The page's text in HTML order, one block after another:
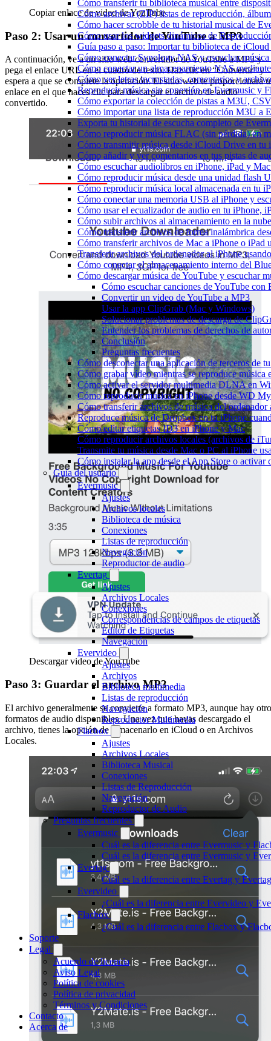
Cómo transferir tu biblioteca musical entre
Cómo archivar (ZIP) listas de reproducción,
Cómo hacer scrobble de tu historial musical de
Cómo usar los widgets dinámicos de
Guía paso a paso: Importar tu biblioteca de
Cómo conectar Synology NAS y escuchar
Cómo conectar un almacenamiento NAS
Cómo ver letras incrustadas, comentarios y
Reproducir música sin conexión en Evermusic y
Cómo exportar la colección de pistas a M3U,
Cómo importar una lista de reproducción M3U a
Exporta tu historial de escucha completo de
Cómo reproducir música FLAC (sin pérdida) en
Cómo transmitir música desde iCloud Drive en tu
Cómo añadir y ver comentarios en tus pistas de
Cómo escuchar audiolibros en iPhone, iPad y
Cómo reproducir música desde una unidad flash
Cómo reproducir música local almacenada en tu
Cómo conectar una memoria USB al iPhone y
Cómo usar el ecualizador de audio en tu iPhone,
Cómo subir archivos al almacenamiento en la
Cómo transferir archivos de forma inalámbrica
Cómo transferir archivos de Mac a iPhone o iPad
Transferir archivos del ordenador al iPhone
Cómo conectar el almacenamiento interno del
Cómo descargar música de YouTube y escuchar
Cómo escuchar canciones de YouTube con
Convertir un video de YouTube a MP3
Usar la app ClipGrab (Mac y Windows)
Solucionar problemas de descarga de
Entender los problemas de derechos de
Conclusión
Preguntas frecuentes
Cómo desconectar una aplicación de terceros de
Cómo grabar vídeo mientras se reproduce música
Cómo activar el servidor multimedia DLNA en
Cómo reproducir música en iPhone desde WD
Cómo transferir archivos de música del
Reproduce música de Dropbox en tu iPhone
Cómo editar etiquetas ID3 en iPhone y Mac
Cómo reproducir archivos locales (archivos de
Transmite tu música desde Mac o PC al iPhone
Cómo instalar la app desde el App Store o
Guía del usuario
Evermusic
Ajustes
Archivos locales
Biblioteca de música
Conexiones
Listas de reproducción
Navegación
Reproductor de audio
Evertag
Ajustes
Archivos Locales
Conexiones
Correspondencias de campos de etiquetas
Editor de Etiquetas
Navegación
Evervideo
Ajustes
Archivos
Biblioteca multimedia
Listas de reproducción
Navegación
Reproductor Multimedia
Flacbox
Ajustes
Archivos Locales
Biblioteca Musical
Conexiones
Listas de Reproducción
Navegación
Reproductor de Audio
Preguntas frecuentes
Evermusic
Cuál es la diferencia entre Evermusic y
Cuál es la diferencia entre Evermusic y
Evertag
Cuál es la diferencia entre Evertag y
Evervideo
¿Cuál es la diferencia entre Evervideo y
Flacbox
¿Cuál es la diferencia entre Flacbox y
Soporte
Legal
Acuerdo de licencia
Aviso Legal
Política de cookies
Política de privacidad
Términos y Condiciones
Contacto
Acerca de
Copiar enlace de video de YouTube
Paso 2: Usar un convertidor de YouTube a MP3
A continuación, ve a un sitio web convertidor de YouTube a MP3 y
pega el enlace URL en el cuadro de texto. Haz clic en “Convertir” y
espera a que se complete la operación. El sitio web te proporcionará
enlace en el que haces clic para descargar el archivo de audio
convertido.
Descargar video de YouTube
Paso 3: Guardar el archivo MP3
El archivo generalmente se convierte a formato MP3, aunque hay
formatos de audio disponibles. Una vez que hayas descargado el
archivo, tienes la opción de almacenarlo en iCloud o en Archivos
Locales.